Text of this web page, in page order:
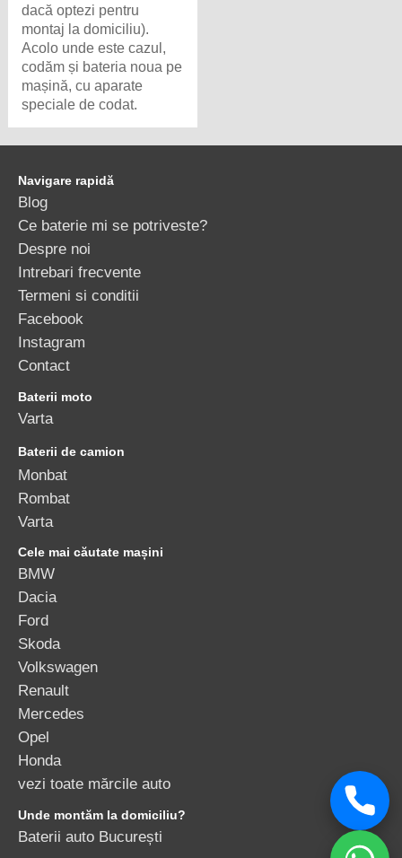
dacă optezi pentru
montaj la domiciliu).
Acolo unde este cazul,
codăm și bateria noua pe
mașină, cu aparate
speciale de codat.
Navigare rapidă
Blog
Ce baterie mi se potriveste?
Despre noi
Intrebari frecvente
Termeni si conditii
Facebook
Instagram
Contact
Baterii moto
Varta
Baterii de camion
Monbat
Rombat
Varta
Cele mai căutate mașini
BMW
Dacia
Ford
Skoda
Volkswagen
Renault
Mercedes
Opel
Honda
vezi toate mărcile auto
Unde montăm la domiciliu?
Baterii auto București